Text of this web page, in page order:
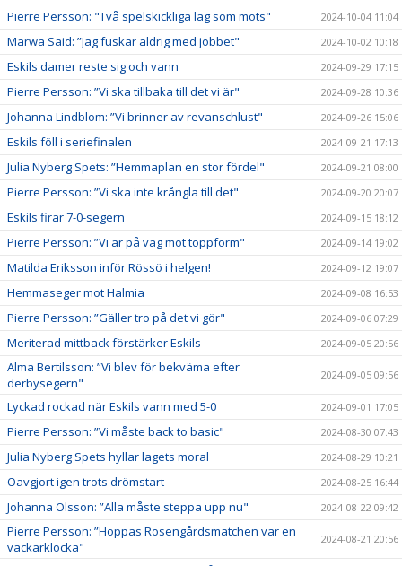
Pierre Persson: "Två spelskickliga lag som möts" 2024-10-04 11:04
Marwa Said: ”Jag fuskar aldrig med jobbet" 2024-10-02 10:18
Eskils damer reste sig och vann 2024-09-29 17:15
Pierre Persson: ”Vi ska tillbaka till det vi är" 2024-09-28 10:36
Johanna Lindblom: ”Vi brinner av revanschlust" 2024-09-26 15:06
Eskils föll i seriefinalen 2024-09-21 17:13
Julia Nyberg Spets: ”Hemmaplan en stor fördel" 2024-09-21 08:00
Pierre Persson: ”Vi ska inte krångla till det" 2024-09-20 20:07
Eskils firar 7-0-segern 2024-09-15 18:12
Pierre Persson: ”Vi är på väg mot toppform" 2024-09-14 19:02
Matilda Eriksson inför Rössö i helgen! 2024-09-12 19:07
Hemmaseger mot Halmia 2024-09-08 16:53
Pierre Persson: ”Gäller tro på det vi gör" 2024-09-06 07:29
Meriterad mittback förstärker Eskils 2024-09-05 20:56
Alma Bertilsson: ”Vi blev för bekväma efter
derbysegern"
2024-09-05 09:56
Lyckad rockad när Eskils vann med 5-0 2024-09-01 17:05
Pierre Persson: ”Vi måste back to basic" 2024-08-30 07:43
Julia Nyberg Spets hyllar lagets moral 2024-08-29 10:21
Oavgjort igen trots drömstart 2024-08-25 16:44
Johanna Olsson: ”Alla måste steppa upp nu" 2024-08-22 09:42
Pierre Persson: ”Hoppas Rosengårdsmatchen var en
väckarklocka"
2024-08-21 20:56